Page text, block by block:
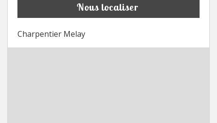
Nous localiser
Charpentier Melay